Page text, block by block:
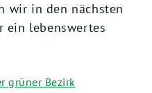
wir in den nächsten
ein lebenswertes
grüner Bezirk